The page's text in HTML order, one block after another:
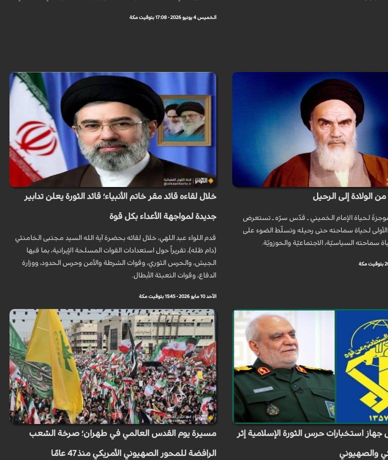
الخميس 4 يونيو 2026 - 17:08 بتوقيت مكة
من الولادة إلى الرحيل
لحياة الإمام الخميني ـ قدّس سرّه ـ تستعرض
لحياة سماحته حتى رحيله وتسلّط الضوء على
سماحته السياسيّة، الاجتماعيّة والحوزويّة.
خلال لقاءه قائد مقر خاتم الأنبياء؛ قائد الثورة يعلن تدابير
جديدة لمواجهة الأعداء بكل قوة
قدم اللواء عبد اللهي، خلال لقائه بحضرة آية الله السيد مجتبى الخامنئي
(دام ظله)، تقريراً حول استعدادات القوات المسلحة الإيرانية، بما فيها
الجيش، والحرس الثوري، وقوات الشرطة والأمن وحرس الحدود، ووزارة
الدفاع، وقوات التعبئة الأبطال.
الأحد 10 مايو 2026 - 15:45 بتوقيت مكة
استخبارات حرس الثورة الإسلامية إثر
والصهيوني
مسيرة يوم القدس العالمي في طهران؛ صرخة الشعب
الرافضة للمحور الصهيوني الأمريكي منذ 47 عامًا